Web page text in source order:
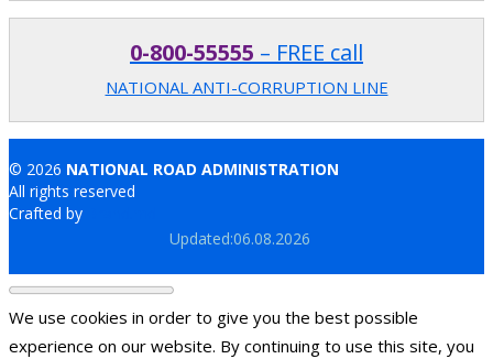
0-800-55555 – FREE call
NATIONAL ANTI-CORRUPTION LINE
© 2026 NATIONAL ROAD ADMINISTRATION
All rights reserved
Crafted by
Updated:06.08.2026
We use cookies in order to give you the best possible
experience on our website. By continuing to use this site, you